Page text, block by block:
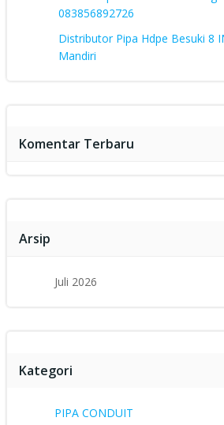
083856892726
Distributor Pipa Hdpe Besuki 8
Mandiri
Komentar Terbaru
Arsip
Juli 2026
Kategori
PIPA CONDUIT